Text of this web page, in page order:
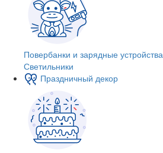
Повербанки и зарядные устройства
Светильники
Праздничный декор